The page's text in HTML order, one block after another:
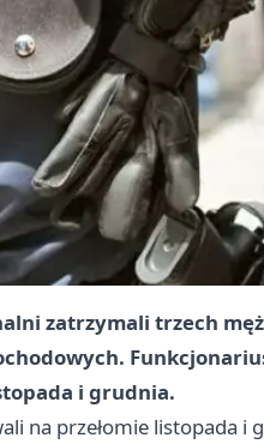
zatrzymali trzech
i grudnia.
na przełomie listopada i